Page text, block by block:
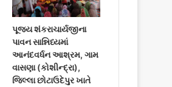
પૂજ્ય શંકરાચાર્યજીના
પાવન સાન્નિધ્યમાં
આનંદવર્ધન આશ્રમ, ગામ
વાસણા (કોશીન્દ્રા),
જિલ્લા છોટાઉદેપુર ખાતે